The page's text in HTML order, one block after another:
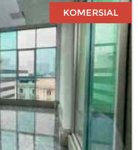
KOMERSIAL